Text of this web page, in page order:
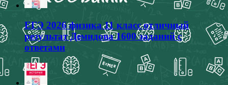
ЕГЭ 2026 физика 11 класс отличный
результат Демидова 1600 заданий с
ответами